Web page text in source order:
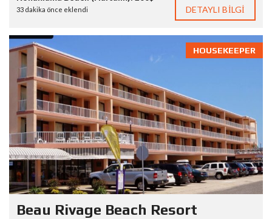
33 dakika önce eklendi DETAYLI BILGI
HOUSEKEEPER
Beau Rivage Beach Resort